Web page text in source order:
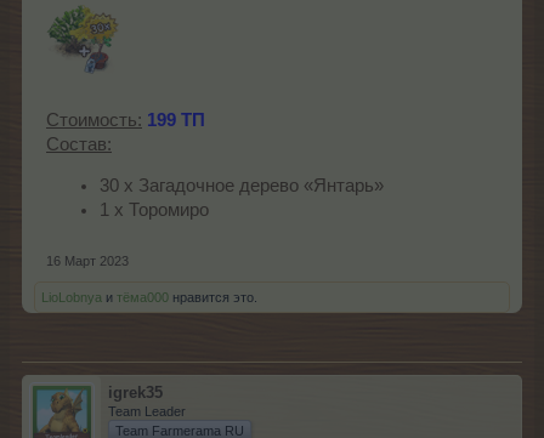
Стоимость: 199 ТП
Состав:
30 х Загадочное дерево «Янтарь»
1 х Торомиро
16 Март 2023
LioLobnya и тёма000 нравится это.
igrek35
Team Leader
Team Farmerama RU